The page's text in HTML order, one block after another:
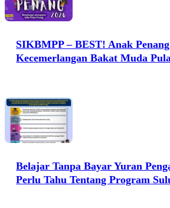
SIKBMPP – BEST! Anak
Kecemerlangan Bakat Muda
Belajar Tanpa Bayar Yuran
Perlu Tahu Tentang Program